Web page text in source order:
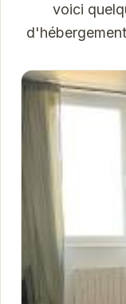
voici